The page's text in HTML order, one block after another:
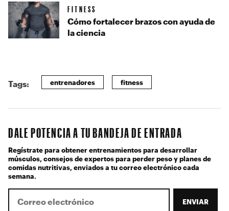
FITNESS
Cómo fortalecer brazos con ayuda de
la ciencia
Tags: entrenadores fitness
DALE POTENCIA A TU BANDEJA DE ENTRADA
Regístrate para obtener entrenamientos para desarrollar
músculos, consejos de expertos para perder peso y planes de
comidas nutritivas, enviados a tu correo electrónico cada
semana.
ENVIAR